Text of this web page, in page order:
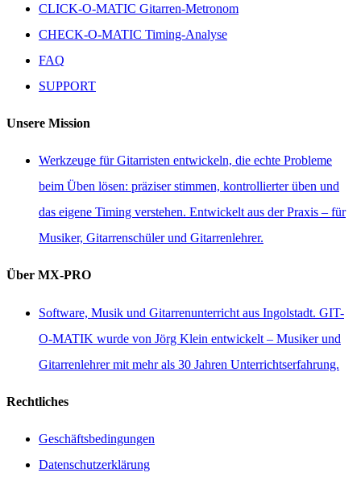
CLICK-O-MATIC Gitarren-Metronom
CHECK-O-MATIC Timing-Analyse
FAQ
SUPPORT
Unsere Mission
Werkzeuge für Gitarristen entwickeln, die echte Probleme
beim Üben lösen: präziser stimmen, kontrollierter üben und
das eigene Timing verstehen. Entwickelt aus der Praxis – für
Musiker, Gitarrenschüler und Gitarrenlehrer.
Über MX-PRO
Software, Musik und Gitarrenunterricht aus Ingolstadt. GIT-
O-MATIK wurde von Jörg Klein entwickelt – Musiker und
Gitarrenlehrer mit mehr als 30 Jahren Unterrichtserfahrung.
Rechtliches
Geschäftsbedingungen
Datenschutzerklärung